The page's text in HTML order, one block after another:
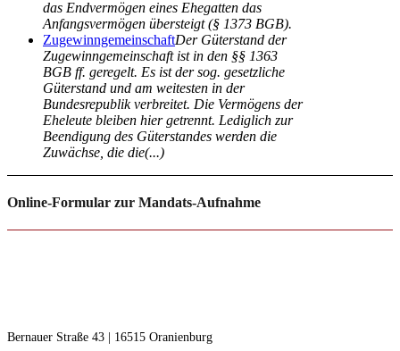
das Endvermögen eines Ehegatten das
Anfangsvermögen übersteigt (§ 1373 BGB).
ZugewinngemeinschaftDer Güterstand der
Zugewinngemeinschaft ist in den §§ 1363
BGB ff. geregelt. Es ist der sog. gesetzliche
Güterstand und am weitesten in der
Bundesrepublik verbreitet. Die Vermögens der
Eheleute bleiben hier getrennt. Lediglich zur
Beendigung des Güterstandes werden die
Zuwächse, die die(...)
Online-Formular zur Mandats-Aufnahme
Bernauer Straße 43 | 16515 Oranienburg